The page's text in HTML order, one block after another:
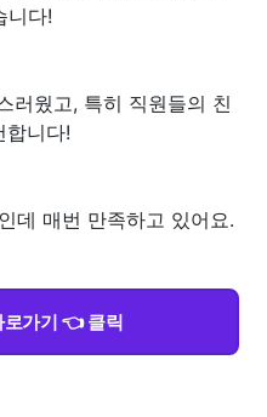
니다!
러웠고, 특히 직원들의 친
합니다!
데 매번 만족하고 있어요.
로가기 👈 클릭